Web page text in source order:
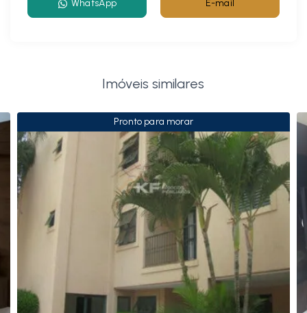
WhatsApp E-mail
Imóveis similares
Pronto para morar